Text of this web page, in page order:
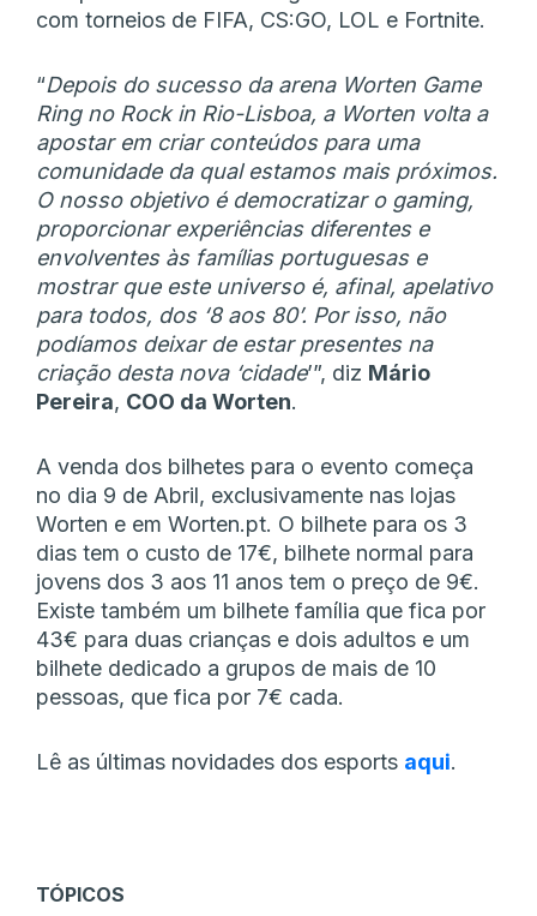
com torneios de FIFA, CS:GO, LOL e Fortnite.
“Depois do sucesso da arena Worten Game
Ring no Rock in Rio-Lisboa, a Worten volta a
apostar em criar conteúdos para uma
comunidade da qual estamos mais próximos.
O nosso objetivo é democratizar o gaming,
proporcionar experiências diferentes e
envolventes às famílias portuguesas e
mostrar que este universo é, afinal, apelativo
para todos, dos ‘8 aos 80’. Por isso, não
podíamos deixar de estar presentes na
criação desta nova ‘cidade’”, diz Mário
Pereira, COO da Worten.
A venda dos bilhetes para o evento começa
no dia 9 de Abril, exclusivamente nas lojas
Worten e em Worten.pt. O bilhete para os 3
dias tem o custo de 17€, bilhete normal para
jovens dos 3 aos 11 anos tem o preço de 9€.
Existe também um bilhete família que fica por
43€ para duas crianças e dois adultos e um
bilhete dedicado a grupos de mais de 10
pessoas, que fica por 7€ cada.
Lê as últimas novidades dos esports aqui.
TÓPICOS